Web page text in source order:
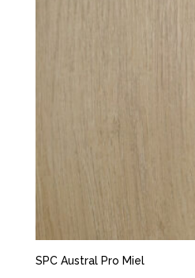
SPC Austral Pro Miel